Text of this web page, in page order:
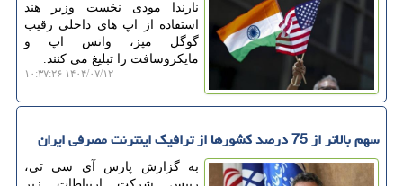
نارندا مودی نخست وزیر هند
استفاده از اپ های داخلی رقیب
گوگل مپز، واتس اپ و
مایکروسافت را تبلیغ می کنند.
۱۴۰۴/۰۷/۱۲ ۱۰:۳۷:۲۶
سهم بالاتر از 75 درصد کشورها از ترافیک اینترنت مصرفی ایران
به گزارش پارس آی سی تی،